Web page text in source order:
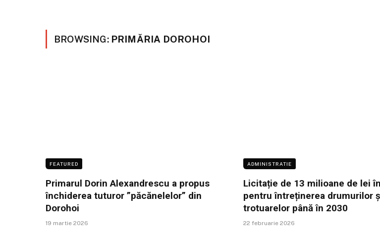
BROWSING: PRIMĂRIA DOROHOI
FEATURED
Primarul Dorin Alexandrescu a propus
închiderea tuturor ”păcănelelor” din
Dorohoi
19 martie 2026
ADMINISTRATIE
Licitație de 13 milioane de lei
pentru întreținerea drumurilor
trotuarelor până în 2030
22 februarie 2026